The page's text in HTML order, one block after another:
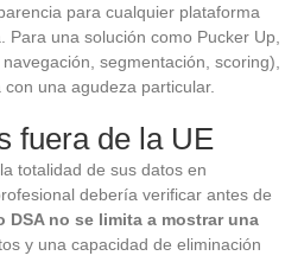
para cualquier plataforma
una solución como Pucker Up,
segmentación, scoring),
una agudeza particular.
fuera de la UE
totalidad de sus datos en
debería verificar antes de
DSA no se limita a mostrar una
y una capacidad de eliminación